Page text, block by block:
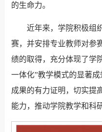
的生命力。
近年来，学院积极组
赛，并安排专业教师对参
绩的取得，充分体现了学
一体化”教学模式的显著
成果的有力证明，切实提
能力，推动学院教学和科